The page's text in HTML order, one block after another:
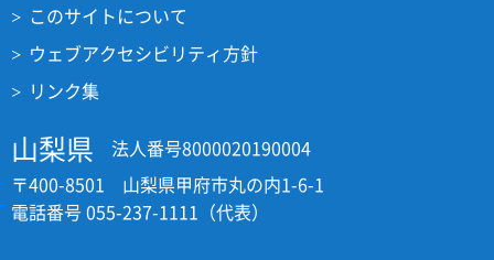
このサイトについて
ウェブアクセシビリティ方針
リンク集
山梨県
法人番号8000020190004
〒400-8501 山梨県甲府市丸の内1-6-1
電話番号 055-237-1111（代表）